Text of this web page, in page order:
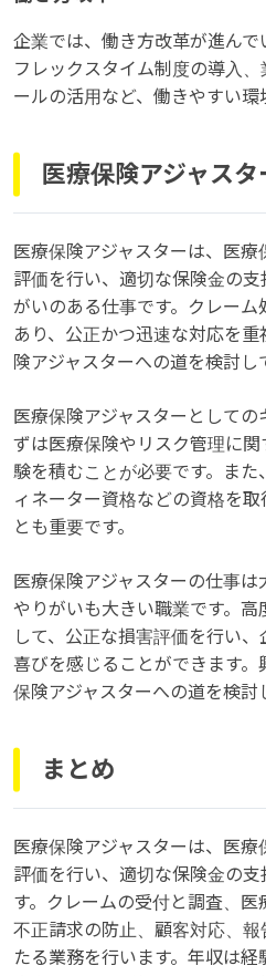
企業では、働き方改革が進んで
フレックスタイム制度の導入
ールの活用など、働きやすい環
医療保険アジャス
医療保険アジャスターは、医
評価を行い、適切な保険金の
がいのある仕事です。クレー
あり、公正かつ迅速な対応を
険アジャスターへの道を検討し
医療保険アジャスターとして
ずは医療保険やリスク管理に
験を積むことが必要です。ま
ィネーター資格などの資格を
とも重要です。
医療保険アジャスターの仕事は
やりがいも大きい職業です。
して、公正な損害評価を行い
喜びを感じることができます
保険アジャスターへの道を検討
まとめ
医療保険アジャスターは、医
評価を行い、適切な保険金の
す。クレームの受付と調査、医
不正請求の防止、顧客対応、
たる業務を行います。年収は経